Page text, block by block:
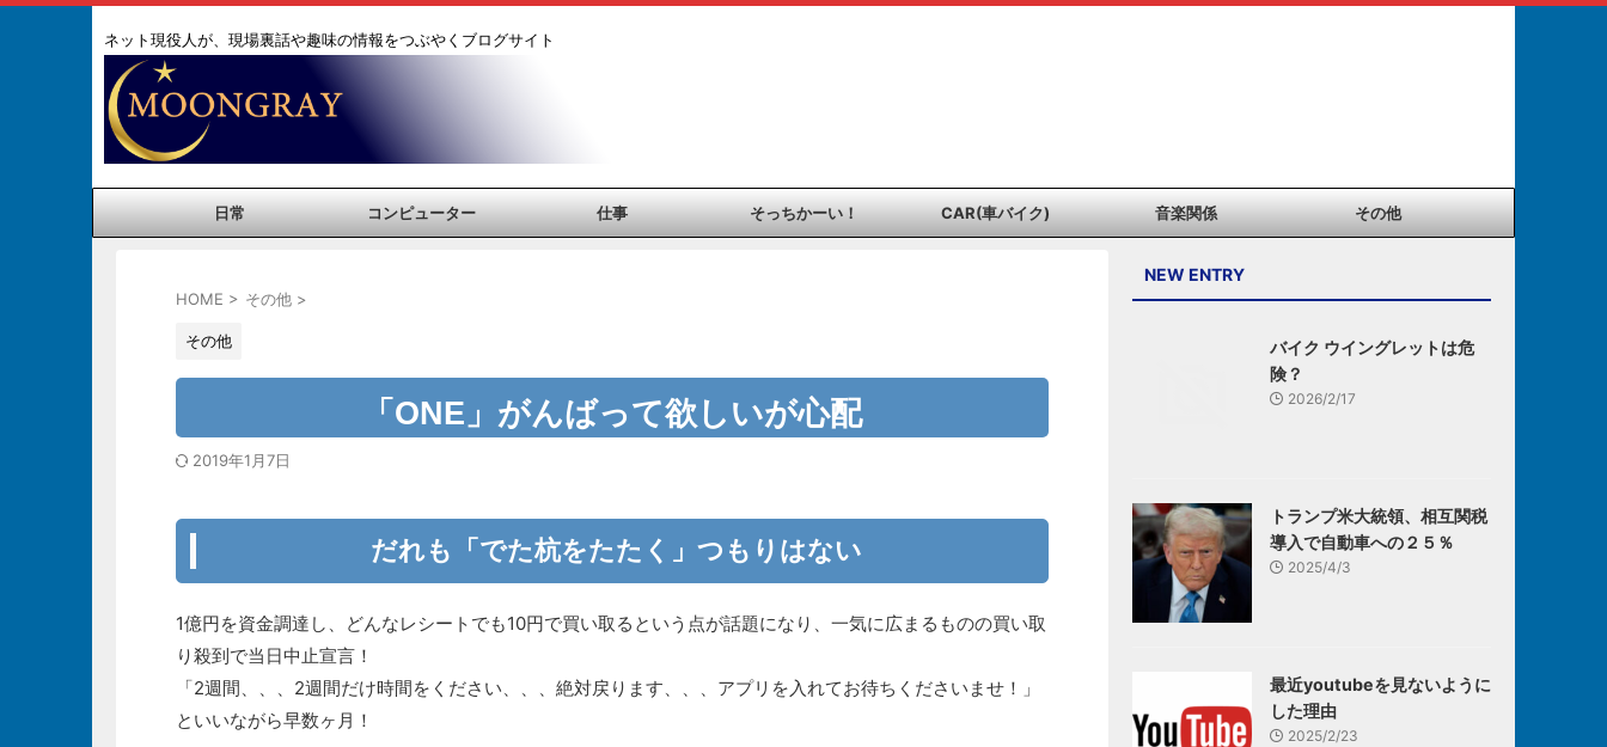
ネット現役人が、現場裏話や趣味の情報をつぶやくブログサイト
日常 コンピューター 仕事 そっちかーい！ CAR(車バイク) 音楽関係 その他
HOME > その他 >
その他
「ONE」がんばって欲しいが心配
2019年1月7日
だれも「でた杭をたたく」つもりはない
1億円を資金調達し、どんなレシートでも10円で買い取るという点が話題になり、一気に広まるものの買い取
り殺到で当日中止宣言！
「2週間、、、2週間だけ時間をください、、、絶対戻ります、、、アプリを入れてお待ちくださいませ！」
といいながら早数ヶ月！
NEW ENTRY
バイク ウイングレットは危
険？
2026/2/17
トランプ米大統領、相互関税
導入で自動車への２５％
2025/4/3
最近youtubeを見ないように
した理由
2025/2/23